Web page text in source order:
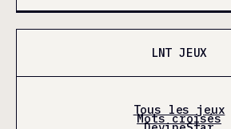
LNT JEUX
Tous les jeux
Mots croisés